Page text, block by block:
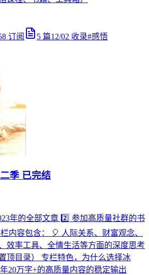
订阅 5 篇12/02 收录#感悟
季 已完结
年的全部文章 2️⃣ 参加高质量社群的书
内容包含： 🎈 人际关系、财富观念、
效率工具、全情生活等方面的深度思考
顶目录） 专栏特色，为什么选择冰
20万字+的高质量内容的稳定输出